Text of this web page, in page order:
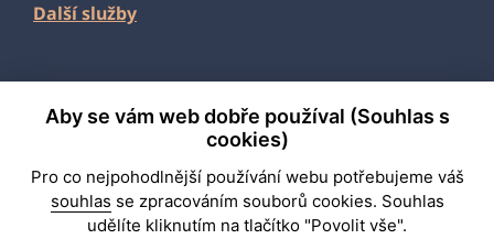
Další služby
2026 Fabian & Partners
PřipravilaPORTA
Aby se vám web dobře používal (Souhlas s
cookies)
Pro co nejpohodlnější používání webu potřebujeme váš
souhlas se zpracováním souborů cookies. Souhlas
udělíte kliknutím na tlačítko "Povolit vše".